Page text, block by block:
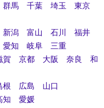
群馬 千葉 埼玉
東京
新潟 富山 石川
福井
愛知 岐阜
三重
賀 京都 大阪 奈良
和
根 広島
山口
知
愛媛